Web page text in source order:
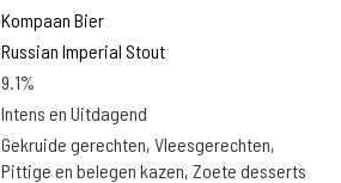
Kompaan Bier
Russian Imperial Stout
9.1%
Intens en Uitdagend
Gekruide gerechten, Vleesgerechten,
Pittige en belegen kazen, Zoete desserts